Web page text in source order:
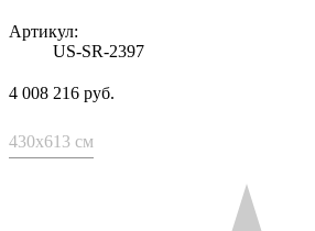
Артикул:
US-SR-2397
4 008 216 руб.
430x613 см